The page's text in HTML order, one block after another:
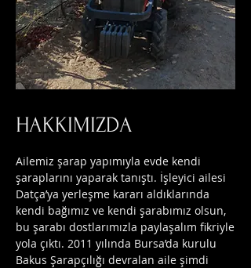
HAKKIMIZDA
Ailemiz şarap yapımıyla evde kendi
şaraplarını yaparak tanıştı. İşleyici ailesi
Datça’ya yerleşme kararı aldıklarında
kendi bağımız ve kendi şarabımız olsun,
bu şarabı dostlarımızla paylaşalım fikriyle
yola çıktı. 2011 yılında Bursa’da kurulu
Bakus Şarapçılığı devralan aile şimdi